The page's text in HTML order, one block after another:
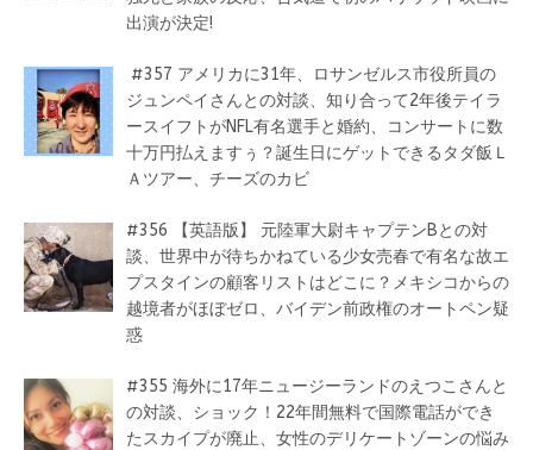
出演が決定!
#357 アメリカに31年、ロサンゼルス市役所員の
ジュンペイさんとの対談、知り合って2年後テイラ
ースイフトがNFL有名選手と婚約、コンサートに数
十万円払えますぅ？誕生日にゲットできるタダ飯Ｌ
Ａツアー、チーズのカビ
#356 【英語版】 元陸軍大尉キャプテンBとの対
談、世界中が待ちかねている少女売春で有名な故エ
プスタインの顧客リストはどこに？メキシコからの
越境者がほぼゼロ、バイデン前政権のオートペン疑
惑
#355 海外に17年ニュージーランドのえつこさんと
の対談、ショック！22年間無料で国際電話ができ
たスカイプが廃止、女性のデリケートゾーンの悩み